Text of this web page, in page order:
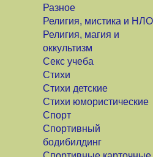
Разное
Религия, мистика и НЛО
Религия, магия и
оккультизм
Секс учеба
Стихи
Стихи детские
Стихи юмористические
Спорт
Спортивный
бодибилдинг